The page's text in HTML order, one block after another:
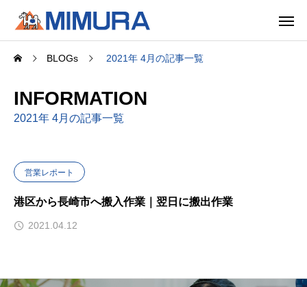
BLOGs 2021年 4月の記事一覧
INFORMATION
2021年 4月の記事一覧
営業レポート
港区から長崎市へ搬入作業｜翌日に搬出作業
2021.04.12